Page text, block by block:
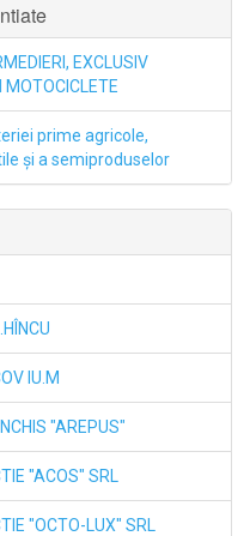
EXCLUSIV
MOTOCICLETE
prime agricole,
şi a semiproduselor
IU.M
"AREPUS"
"ACOS" SRL
"OCTO-LUX" SRL